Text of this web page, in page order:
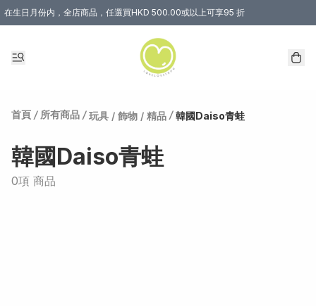
在生日月份内，全店商品，任選買HKD 500.00或以上可享95 折
首頁 / 所有商品 / 玩具 / 飾物 / 精品 / 韓國Daiso青蛙
韓國Daiso青蛙
0項 商品